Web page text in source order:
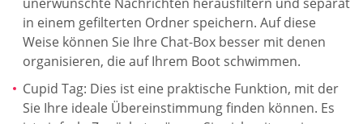
unerwünschte Nachrichten herausfiltern und separat
in einem gefilterten Ordner speichern. Auf diese
Weise können Sie Ihre Chat-Box besser mit denen
organisieren, die auf Ihrem Boot schwimmen.
Cupid Tag: Dies ist eine praktische Funktion, mit der
Sie Ihre ideale Übereinstimmung finden können. Es